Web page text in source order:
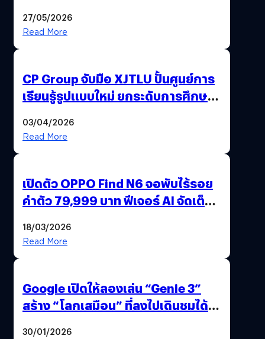
27/05/2026
Read More
CP Group จับมือ XJTLU ปั้นศูนย์การ
เรียนรู้รูปแบบใหม่ ยกระดับการศึกษา
03/04/2026
Read More
เปิดตัว OPPO Find N6 จอพับไร้รอย
ค่าตัว 79,999 บาท ฟีเจอร์ AI จัดเต็ม
18/03/2026
Read More
Google เปิดให้ลองเล่น “Genie 3”
สร้าง “โลกเสมือน” ที่ลงไปเดินชมได้
30/01/2026